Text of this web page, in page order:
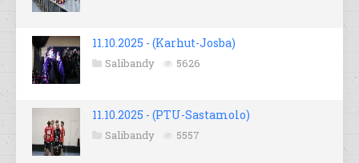
11.10.2025 - (Karhut-Josba)
Salibandy 5626
11.10.2025 - (PTU-Sastamolo)
Salibandy 5557